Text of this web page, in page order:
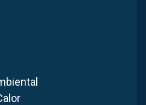
sistema de coleta de pó
da indústria em São Paulo,
vazão necessária e as
de pó em São Paulo